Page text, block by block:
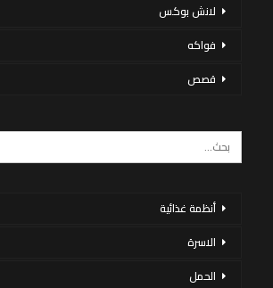
لانش بوكس
فواكه
قصص
أنظمة غذائية
الاسرة
الحمل